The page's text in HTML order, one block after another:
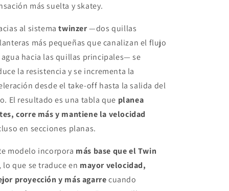
más suelta y skatey.
al sistematwinzer—dos quillas
más pequeñas que canalizan el flujo
agua hacia las quillas principales— se
la resistencia y se incrementa la
desde el take-off hasta la salida del
El resultado es una tabla que planea
corre más y mantiene la velocidad
en secciones planas.
modelo incorpora más base que el Twin
, lo que se traduce en mayor velocidad,
proyección y más agarrecuando